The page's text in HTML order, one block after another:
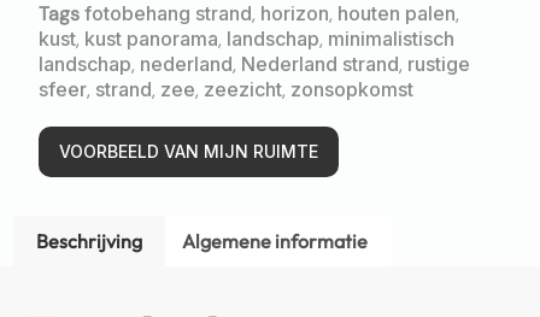
Tags fotobehang strand, horizon, houten palen,
kust, kust panorama, landschap, minimalistisch
landschap, nederland, Nederland strand, rustige
sfeer, strand, zee, zeezicht, zonsopkomst
VOORBEELD VAN MIJN RUIMTE
Beschrijving Algemene informatie